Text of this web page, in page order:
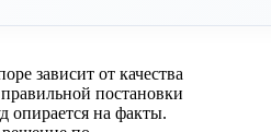
зависит от качества
правильной постановки
опирается на факты.